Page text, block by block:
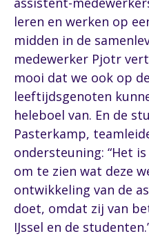
leren en werken op
midden in de
medewerker Pjotr
mooi dat we ook op
leeftijdsgenoten
heleboel van. En de
Pasterkamp,
ondersteuning: “Het
om te zien wat deze
ontwikkeling van de
doet, omdat zij van
IJssel en de